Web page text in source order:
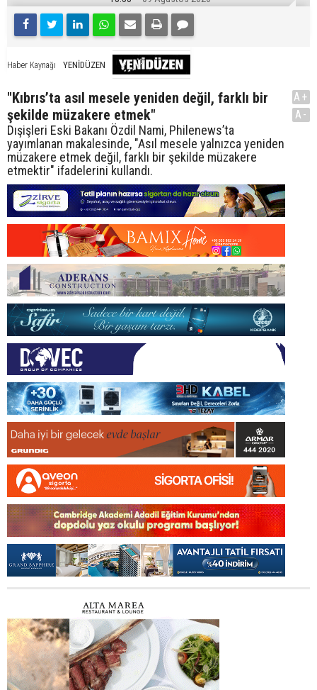
Haber Kaynağı YENİDÜZEN
"Kıbrıs’ta asıl mesele yeniden değil, farklı bir
şekilde müzakere etmek"
Dışişleri Eski Bakanı Özdil Nami, Philenews’ta
yayımlanan makalesinde, "Asıl mesele yalnızca yeniden
müzakere etmek değil, farklı bir şekilde müzakere
etmektir" ifadelerini kullandı.
A+
A-